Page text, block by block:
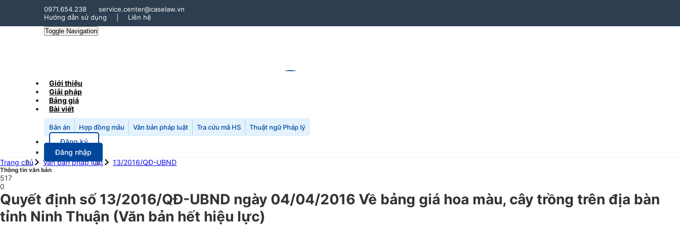
0971.654.238
service.center@caselaw.vn
Hướng dẫn sử dụng
Liên hệ
Toggle Navigation
Giới thiệu
Giải pháp
Bảng giá
Bài viết
Bản án Hợp đồng mẫu Văn bản pháp luật Tra cứu mã HS Thuật ngữ Pháp lý
Đăng ký
Đăng nhập
Trang chủ
Văn bản pháp luật 13/2016/QĐ-UBND
Thông tin văn bản
517
0
Quyết định số 13/2016/QĐ-UBND ngày 04/04/2016 Về bảng giá hoa màu, cây trồng trên địa bàn
tỉnh Ninh Thuận (Văn bản hết hiệu lực)